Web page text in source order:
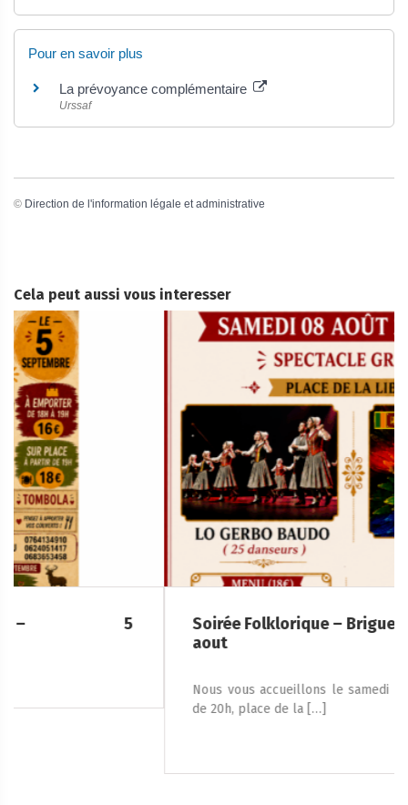
Pour en savoir plus
La prévoyance complémentaire
Urssaf
© Direction de l'information légale et administrative
Cela peut aussi vous interesser
Soirée Folklorique – Brigueuil – Samedi 08
Nous vous accueillons le samedi 8 août 2026, à partir
de 20h, place de la […]